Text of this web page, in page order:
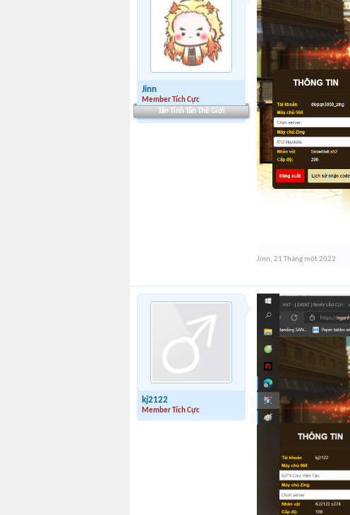
Jinn
Member Tích Cực
Tân Tinh Tân Thế Giới
Jinn, 21 Tháng một 2022
kj2122
Member Tích Cực